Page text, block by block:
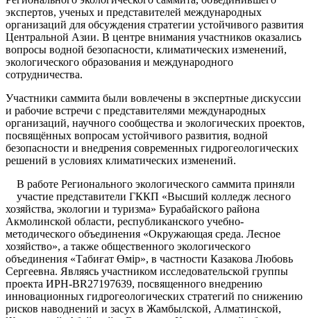
экспертов, ученых и представителей международных
организаций для обсуждения стратегии устойчивого развития
Центральной Азии. В центре внимания участников оказались
вопросы водной безопасности, климатических изменений,
экологического образования и международного
сотрудничества.
Участники саммита были вовлечены в экспертные дискуссии
и рабочие встречи с представителями международных
организаций, научного сообщества и экологических проектов,
посвящённых вопросам устойчивого развития, водной
безопасности и внедрения современных гидрогеологических
решений в условиях климатических изменений.
В работе Регионального экологического саммита приняли
участие представители ГККП «Высший колледж лесного
хозяйства, экологии и туризма» Бурабайского района
Акмолинской области, республиканского учебно-
методического объединения «Окружающая среда. Лесное
хозяйство», а также общественного экологического
объединения «Табиғат Өмір», в частности Казакова Любовь
Сергеевна. Являясь участником исследовательской группы
проекта ИРН-BR27197639, посвященного внедрению
инновационных гидрогеологических стратегий по снижению
рисков наводнений и засух в Жамбылской, Алматинской,